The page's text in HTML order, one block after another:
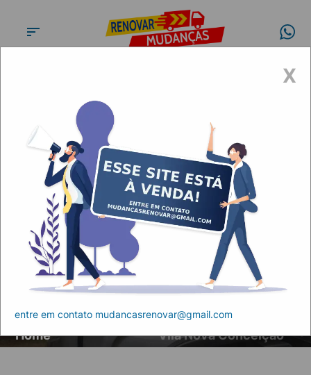
Carretos, mudanças Vila Nova
Conceição
Home
Artigos
Carretos, mudanças
Vila Nova Conceição
X
entre em contato mudancasrenovar@gmail.com